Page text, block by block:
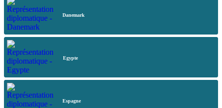
Danemark
Egypte
Espagne